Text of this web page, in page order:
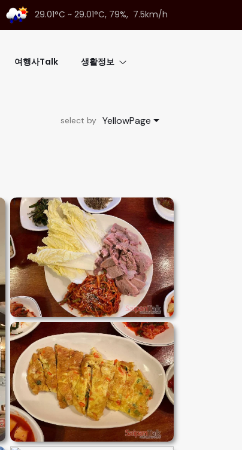
29.01°C ~ 29.01°C, 79%, 7.5km/h
여행사Talk 생활정보
select by YellowPage